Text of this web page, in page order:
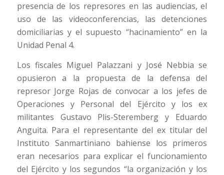
presencia de los represores en las audiencias, el
uso de las videoconferencias, las detenciones
domiciliarias y el supuesto “hacinamiento” en la
Unidad Penal 4.
Los fiscales Miguel Palazzani y José Nebbia se
opusieron a la propuesta de la defensa del
represor Jorge Rojas de convocar a los jefes de
Operaciones y Personal del Ejército y los ex
militantes Gustavo Plis-Steremberg y Eduardo
Anguita. Para el representante del ex titular del
Instituto Sanmartiniano bahiense los primeros
eran necesarios para explicar el funcionamiento
del Ejército y los segundos “la organización y los